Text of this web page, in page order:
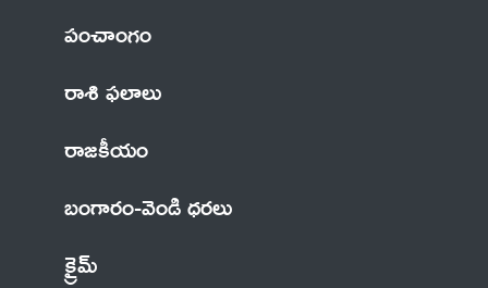
పంచాంగం
రాశి ఫలాలు
రాజకీయం
బంగారం-వెండి ధరలు
క్రైమ్